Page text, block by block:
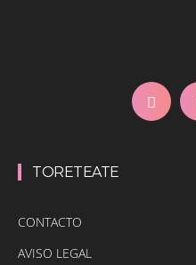
TORETEATE
CONTACTO
AVISO LEGAL